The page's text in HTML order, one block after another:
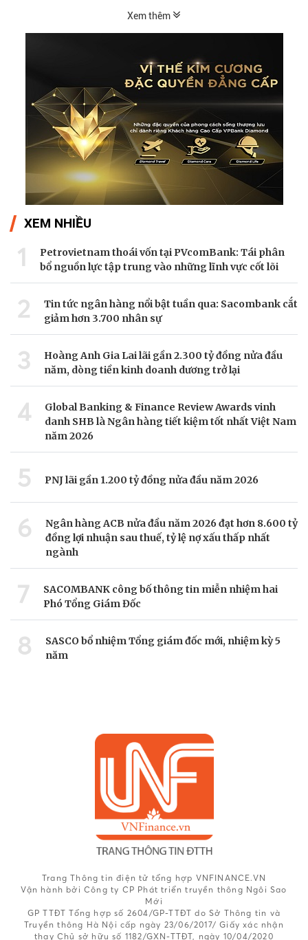
Xem thêm
XEM NHIỀU
1
Petrovietnam thoái vốn tại PVcomBank: Tái phân
bổ nguồn lực tập trung vào những lĩnh vực cốt lõi
2
Tin tức ngân hàng nổi bật tuần qua: Sacombank cắt
giảm hơn 3.700 nhân sự
3
Hoàng Anh Gia Lai lãi gần 2.300 tỷ đồng nửa đầu
năm, dòng tiền kinh doanh dương trở lại
4
Global Banking & Finance Review Awards vinh
danh SHB là Ngân hàng tiết kiệm tốt nhất Việt Nam
năm 2026
5 PNJ lãi gần 1.200 tỷ đồng nửa đầu năm 2026
6
Ngân hàng ACB nửa đầu năm 2026 đạt hơn 8.600 tỷ
đồng lợi nhuận sau thuế, tỷ lệ nợ xấu thấp nhất
ngành
7
SACOMBANK công bố thông tin miễn nhiệm hai
Phó Tổng Giám Đốc
8
SASCO bổ nhiệm Tổng giám đốc mới, nhiệm kỳ 5
năm
Trang Thông tin điện tử tổng hợp VNFINANCE.VN
Vận hành bởi Công ty CP Phát triển truyền thông Ngôi Sao
Mới
GP TTĐT Tổng hợp số 2604/GP-TTĐT do Sở Thông tin và
Truyền thông Hà Nội cấp ngày 23/06/2017/ Giấy xác nhận
thay Chủ sở hữu số 1182/GXN-TTĐT, ngày 10/04/2020